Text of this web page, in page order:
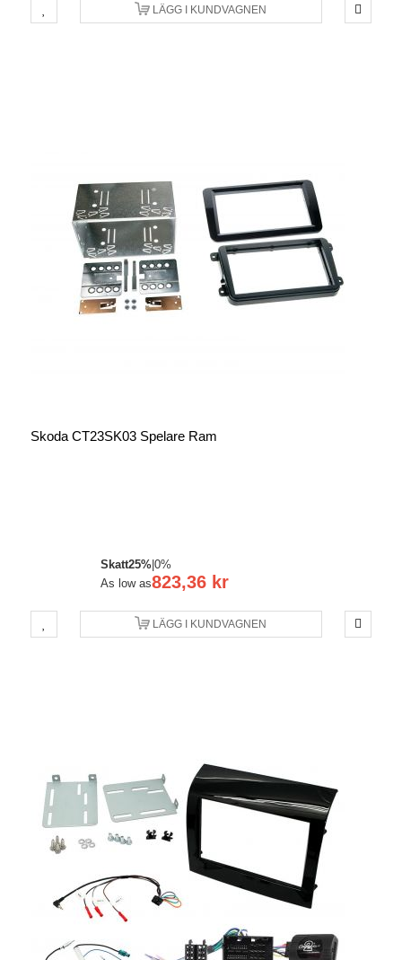
LÄGG I KUNDVAGNEN
Skoda CT23SK03 Spelare Ram
As low as823,36 kr
Skatt25% 0%
LÄGG I KUNDVAGNEN